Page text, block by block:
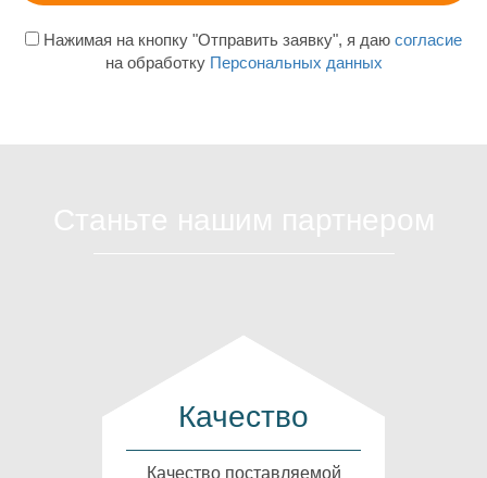
Нажимая на кнопку "Отправить заявку", я даю согласие
на обработку Персональных данных
Качество
Качество поставляемой